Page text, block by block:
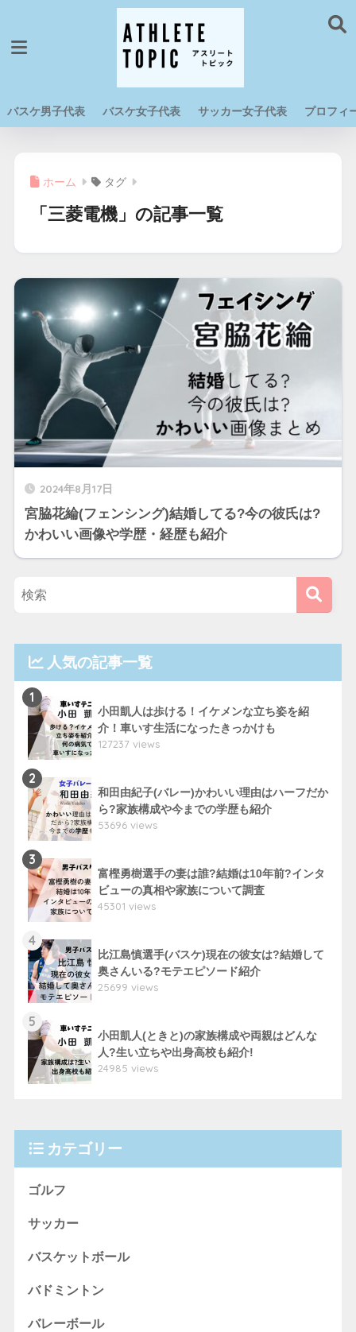
バスケ男子代表 バスケ女子代表 サッカー女子代表 プロフィ
ホーム タグ
「三菱電機」の記事一覧
2024年8月17日
宮脇花綸(フェンシング)結婚してる?今の彼氏は?
かわいい画像や学歴・経歴も紹介
人気の記事一覧
1
小田凱人は歩ける！イケメンな立ち姿を紹
介！車いす生活になったきっかけも
127237 views
2
和田由紀子(バレー)かわいい理由はハーフだか
ら?家族構成や今までの学歴も紹介
53696 views
3
富樫勇樹選手の妻は誰?結婚は10年前?インタ
ビューの真相や家族について調査
45301 views
4
比江島慎選手(バスケ)現在の彼女は?結婚して
奥さんいる?モテエピソード紹介
25699 views
5
小田凱人(ときと)の家族構成や両親はどんな
人?生い立ちや出身高校も紹介!
24985 views
カテゴリー
ゴルフ
サッカー
バスケットボール
バドミントン
バレーボール